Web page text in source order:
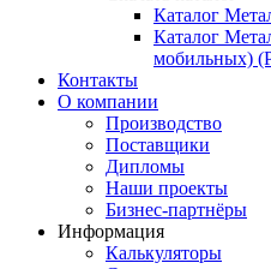
Каталог
Каталог
мобильных)
Контакты
О компании
Производство
Поставщики
Дипломы
Наши проекты
Бизнес-партнёры
Информация
Калькуляторы